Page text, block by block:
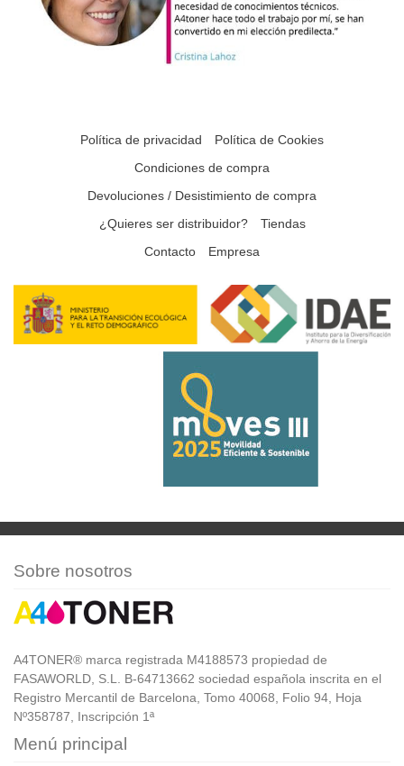
Política de privacidad
Política de Cookies
Condiciones de compra
Devoluciones / Desistimiento de compra
¿Quieres ser distribuidor?
Tiendas
Contacto
Empresa
Sobre nosotros
A4TONER® marca registrada M4188573 propiedad de
FASAWORLD, S.L. B-64713662 sociedad española inscrita en el
Registro Mercantil de Barcelona, Tomo 40068, Folio 94, Hoja
Nº358787, Inscripción 1ª
Menú principal